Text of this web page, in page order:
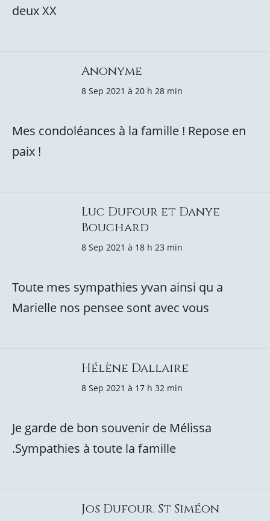
deux XX
Anonyme
8 Sep 2021 à 20 h 28 min
Mes condoléances à la famille ! Repose en
paix !
Luc Dufour et Danye
Bouchard
8 Sep 2021 à 18 h 23 min
Toute mes sympathies yvan ainsi qu a
Marielle nos pensee sont avec vous
Hélène Dallaire
8 Sep 2021 à 17 h 32 min
Je garde de bon souvenir de Mélissa
.Sympathies à toute la famille
Jos Dufour. St Siméon